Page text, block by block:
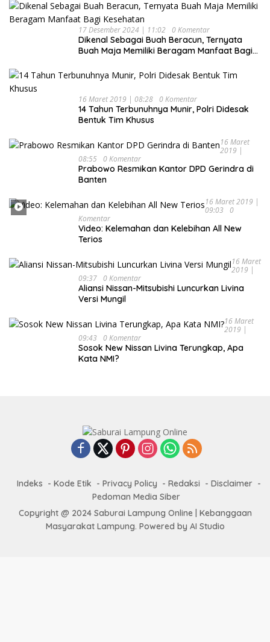
17 Desember 2024 | 11:02 0 Komentar
Dikenal Sebagai Buah Beracun, Ternyata
Buah Maja Memiliki Beragam Manfaat Bagi
16 Maret 2019 | 08:28 0 Komentar
14 Tahun Terbunuhnya Munir, Polri Didesak
Bentuk Tim Khusus
16 Maret
2019 |
08:55 0 Komentar
Prabowo Resmikan Kantor DPD Gerindra di
Banten
16 Maret 2019 |
09:03
0
Komentar
Video: Kelemahan dan Kelebihan All New
Terios
16 Maret
2019 |
09:37 0 Komentar
Aliansi Nissan-Mitsubishi Luncurkan Livina
Versi Mungil
16 Maret
2019 |
09:43
0 Komentar
Sosok New Nissan Livina Terungkap, Apa
Kata NMI?
Indeks Kode Etik Privacy Policy Redaksi
Disclaimer
Pedoman Media Siber
Copyright @ 2024 Saburai Lampung Online | Kebanggaan
Masyarakat Lampung. Powered by AI Studio